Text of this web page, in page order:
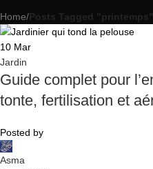
Home/Posts Tagged "printemps"
10 Mar
Jardin
Guide complet pour
tonte, fertilisation et
Posted by
Asma